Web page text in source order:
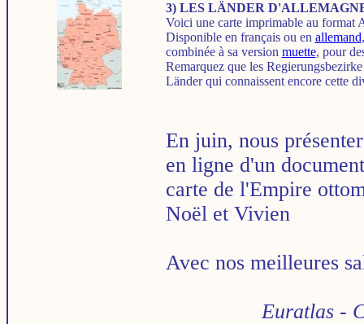
3) LES LÄNDER
Voici une carte imprimable au format
Disponible en français ou en allemand
combinée à sa version muette, pour
Remarquez que les
Länder qui connaissent encore cette
En juin, nous
en ligne d'un
carte de l'Empire
Noël et Vivien
Avec nos meilleures
Euratlas -